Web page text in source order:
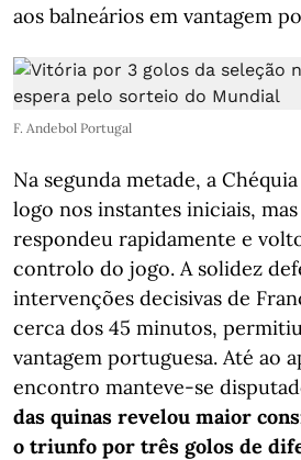
aos balneários em vantagem
F. Andebol Portugal
Na segunda metade, a
logo nos instantes iniciais,
respondeu rapidamente e
controlo do jogo. A solidez
intervenções decisivas de
cerca dos 45 minutos,
vantagem portuguesa. Até ao
encontro manteve-se
das quinas revelou maior
o triunfo por três golos de